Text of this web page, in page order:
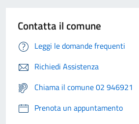
Contatta il comune
Leggi le domande frequenti
Richiedi Assistenza
Chiama il comune 02 946921
Prenota un appuntamento